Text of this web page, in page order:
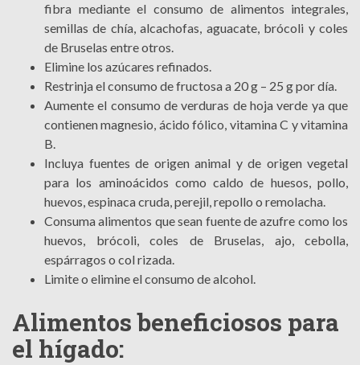
fibra mediante el consumo de alimentos integrales,
semillas de chía, alcachofas, aguacate, brócoli y coles
de Bruselas entre otros.
Elimine los azúcares refinados.
Restrinja el consumo de fructosa a 20 g – 25 g por día.
Aumente el consumo de verduras de hoja verde ya que
contienen magnesio, ácido fólico, vitamina C y vitamina
B.
Incluya fuentes de origen animal y de origen vegetal
para los aminoácidos como caldo de huesos, pollo,
huevos, espinaca cruda, perejil, repollo o remolacha.
Consuma alimentos que sean fuente de azufre como los
huevos, brócoli, coles de Bruselas, ajo, cebolla,
espárragos o col rizada.
Limite o elimine el consumo de alcohol.
Alimentos beneficiosos para
el hígado: